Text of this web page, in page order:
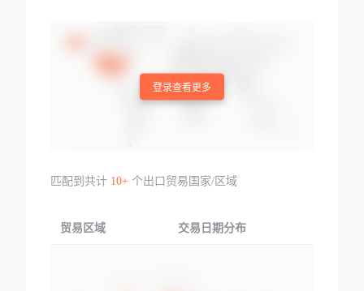
登录查看更多
匹配到共计 10+个出口贸易国家/区域
贸易区域 交易日期分布